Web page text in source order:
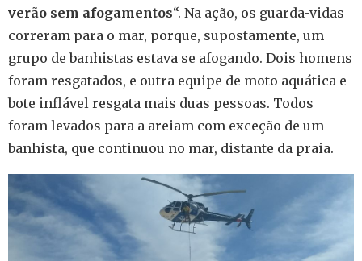
verão sem afogamentos“. Na ação, os guarda-vidas
correram para o mar, porque, supostamente, um
grupo de banhistas estava se afogando. Dois homens
foram resgatados, e outra equipe de moto aquática e
bote inflável resgata mais duas pessoas. Todos
foram levados para a areiam com exceção de um
banhista, que continuou no mar, distante da praia.